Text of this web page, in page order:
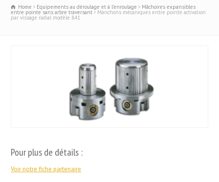
Home Equipements au déroulage et à l’enroulage Mâchoires expansibles
entre pointe sans arbre traversant Manchons mécaniques entre pointe activation
par vissage radial modèle 841
Pour plus de détails :
Voir notre fiche partenaire